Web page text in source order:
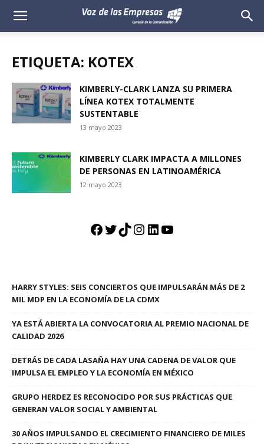
Voz
Empresas
ETIQUETA: KOTEX
KIMBERLY-CLARK LANZA SU PRIMERA
LÍNEA KOTEX TOTALMENTE
SUSTENTABLE
13 mayo 2023
KIMBERLY CLARK IMPACTA A MILLONES
DE PERSONAS EN LATINOAMÉRICA
12 mayo 2023
Facebook
Twitter
TikTok
Instagram
LinkedIn
YouTube
HARRY STYLES: SEIS CONCIERTOS QUE IMPULSARÁN MÁS DE 2
MIL MDP EN LA ECONOMÍA DE LA CDMX
YA ESTÁ ABIERTA LA CONVOCATORIA AL PREMIO NACIONAL DE
CALIDAD 2026
DETRÁS DE CADA LASAÑA HAY UNA CADENA DE VALOR QUE
IMPULSA EL EMPLEO Y LA ECONOMÍA EN MÉXICO
GRUPO HERDEZ ES RECONOCIDO POR SUS PRÁCTICAS QUE
GENERAN VALOR SOCIAL Y AMBIENTAL
30 AÑOS IMPULSANDO EL CRECIMIENTO FINANCIERO DE MILES